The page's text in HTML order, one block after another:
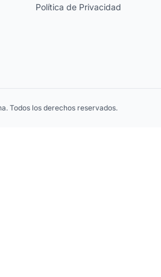
Política de Privacidad
Todos los derechos reservados.